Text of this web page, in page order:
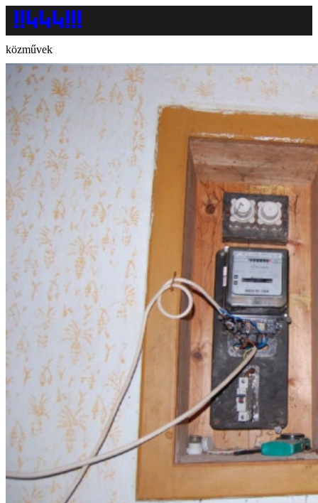
közművek